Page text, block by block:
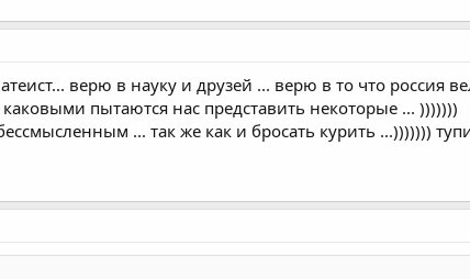
верю в науку и друзей ... верю в то что россия
пытаются нас представить некоторые ... )))))))
... так же как и бросать курить ...)))))))